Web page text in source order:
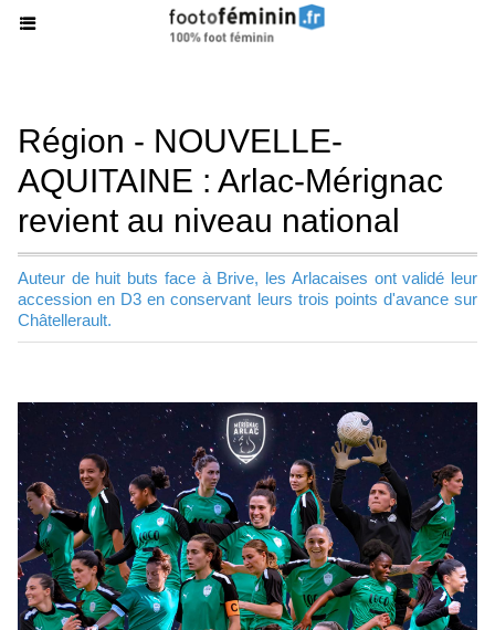
Région - NOUVELLE-
AQUITAINE : Arlac-Mérignac
revient au niveau national
Auteur de huit buts face à Brive, les Arlacaises ont validé leur
accession en D3 en conservant leurs trois points d'avance sur
Châtellerault.